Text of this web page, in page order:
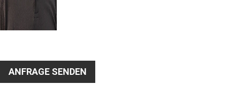
ANFRAGE SENDEN